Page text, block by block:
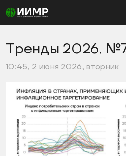
Тренды 2026.
10:45, 2 июня 2026, вторник